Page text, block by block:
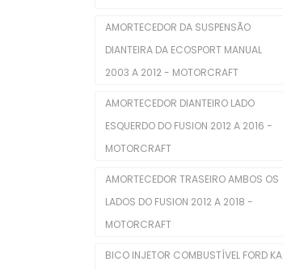
Chaves De Luzes
Comutadores De Ignição
Interruptores De Direção
Manopla De Câmbio
Pedais Do Freio
Limpeza Automotiva
Motor
AMORTECEDOR DA SUSPENSÃO
DIANTEIRA DA ECOSPORT MANUAL
2003 A 2012 - MOTORCRAFT
AMORTECEDOR DIANTEIRO LADO
ESQUERDO DO FUSION 2012 A 2016 -
MOTORCRAFT
AMORTECEDOR TRASEIRO AMBOS OS
LADOS DO FUSION 2012 A 2018 -
MOTORCRAFT
BICO INJETOR COMBUSTÍVEL FORD KA